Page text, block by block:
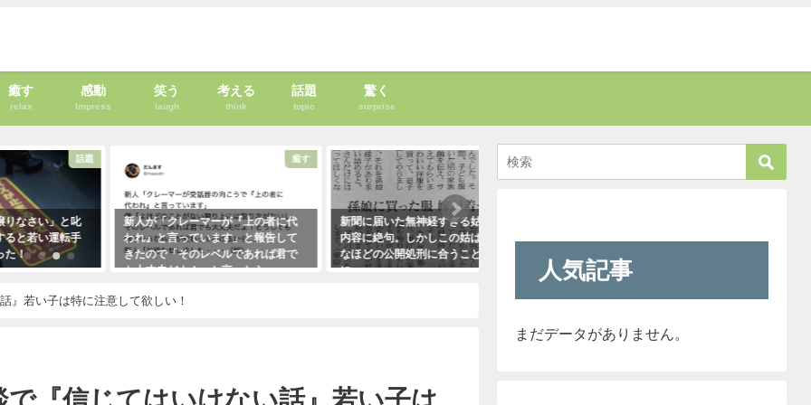
癒す
relax
感動
Impress
笑う
laugh
考える
think
話題
topic
驚く
surprise
話題
叱
手
新人が「クレーマーが『上の者に代
われ』と言っています」と報告して
きたので「そのレベルであれば君で
も大丈夫だよ！」と言ったら・・・
（笑）
考える
新聞に届いた無神経すぎる姑の質問
内容に絶句。しかしこの姑は、見事
なほどの公開処刑に合うこと
に・・・
2021年1月29日
』若い子は特に注意して欲しい！
で『信じてはいけない話』若い子は
人気記事
まだデータがありません。